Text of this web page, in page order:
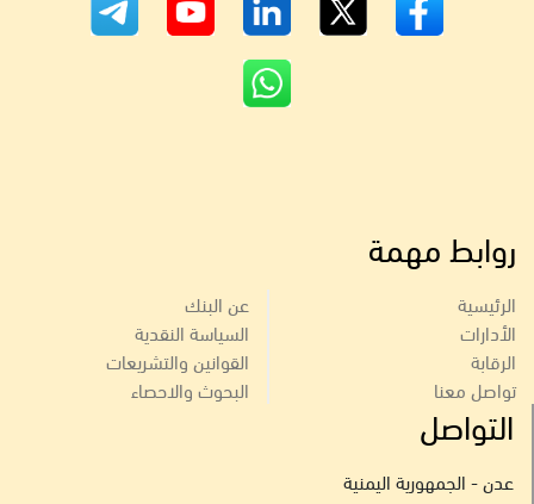
روابط مهمة
الرئيسية
الأدارات
الرقابة
تواصل معنا
عن البنك
السياسة النقدية
القوانين والتشريعات
البحوث والاحصاء
التواصل
عدن - الجمهورية اليمنية